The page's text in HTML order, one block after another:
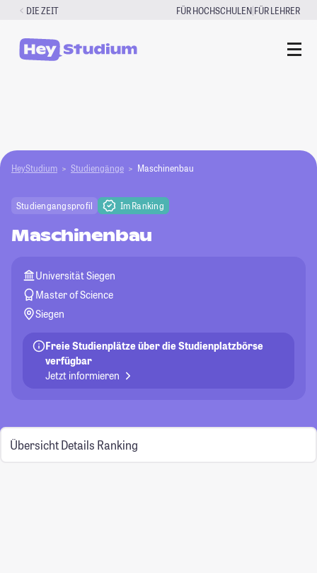
Zum
springen
DIE ZEIT FÜR HOCHSCHULEN|FÜR LEHRER
HeyStudium Studiengänge Maschinenbau
Studiengangsprofil Im Ranking
Maschinenbau
Universität Siegen
Master of Science
Siegen
Freie Studienplätze über die Studienplatzbörse
verfügbar
Jetzt informieren
Übersicht Details Ranking